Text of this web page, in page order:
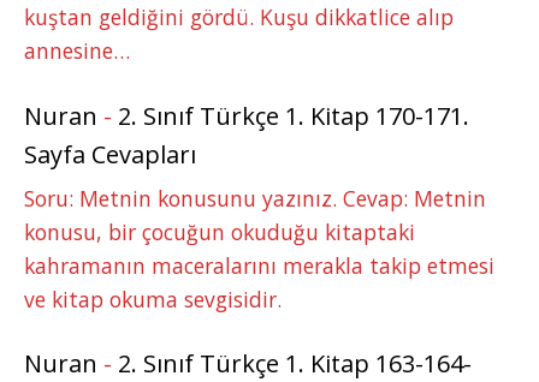
kuştan geldiğini gördü. Kuşu dikkatlice alıp
annesine…
Nuran - 2. Sınıf Türkçe 1. Kitap 170-171.
Sayfa Cevapları
Soru: Metnin konusunu yazınız. Cevap: Metnin
konusu, bir çocuğun okuduğu kitaptaki
kahramanın maceralarını merakla takip etmesi
ve kitap okuma sevgisidir.
Nuran - 2. Sınıf Türkçe 1. Kitap 163-164-